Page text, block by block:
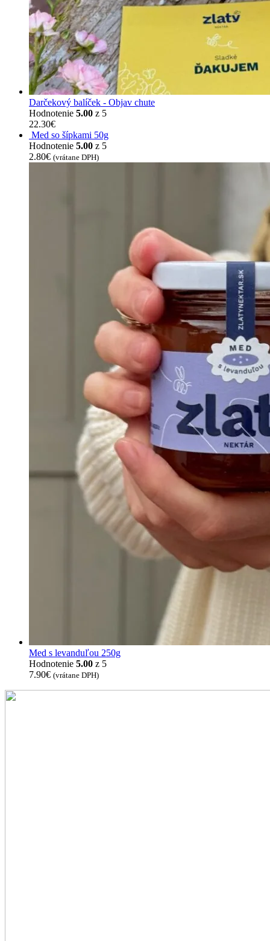
Darčekový balíček - Objav chute
Hodnotenie 5.00 z 5
22.30€
Med so šípkami 50g
Hodnotenie 5.00 z 5
2.80€ (vrátane DPH)
Med s levanduľou 250g
Hodnotenie 5.00 z 5
7.90€ (vrátane DPH)